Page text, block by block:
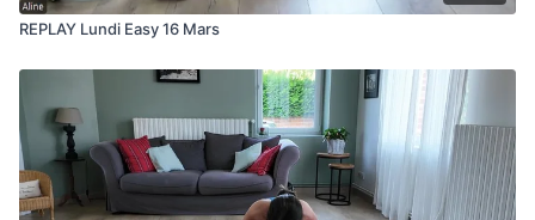
REPLAY Lundi Easy 16 Mars